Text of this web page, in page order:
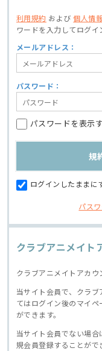
利用規約 および個人情
ワードを入力してログイ
メールアドレス：
パスワード：
パスワードを表示
ログインしたままに
パス
クラブアニメイト
クラブアニメイトアカウ
当サイト会員で、クラ
てはログイン後のマイ
ができます。
当サイト会員でない場
規会員登録することがで